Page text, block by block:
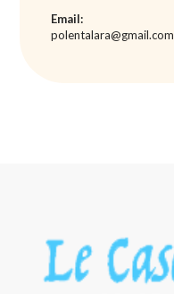
eEmail:
polentalara@gmail.com